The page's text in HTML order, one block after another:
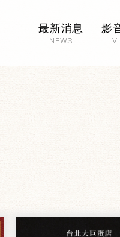
最新消息
NEWS
影